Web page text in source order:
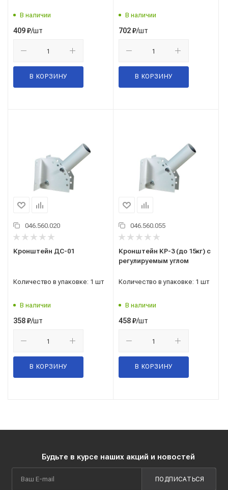
В наличии
409₽/шт
В КОРЗИНУ
В наличии
702₽/шт
В КОРЗИНУ
046.560.020
Кронштейн ДС-01
Количество в упаковке: 1 шт
В наличии
358₽/шт
В КОРЗИНУ
046.560.055
Кронштейн КР-3 (до 15кг) с
регулируемым углом
Количество в упаковке: 1 шт
В наличии
458₽/шт
В КОРЗИНУ
Будьте в курсе наших акций и новостей
ПОДПИСАТЬСЯ